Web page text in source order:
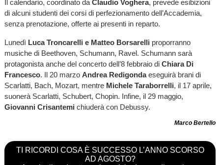
Il calendario, coordinato da Claudio Voghera, prevede esibizioni
di alcuni studenti dei corsi di perfezionamento dell’Accademia,
senza prenotazione, offerte ai presenti in reparto.
Lunedì Luca Troncarelli e Matteo Borsarelli proporranno
musiche di Beethoven, Schumann, Ravel. Schumann sarà
protagonista anche del concerto dell’8 febbraio di Chiara Di
Francesco. Il 20 marzo Andrea Redigondaeseguirà brani di
Scarlatti, Bach, Mozart, mentre Michele Taraborrelli, il 17 aprile,
suonerà Scarlatti, Schubert, Chopin. Infine, il 29 maggio,
Giovanni Crisantemi chiuderà con Debussy.
Marco Bertello
TI RICORDI COSA È SUCCESSO L’ANNO SCORSO
AD AGOSTO?